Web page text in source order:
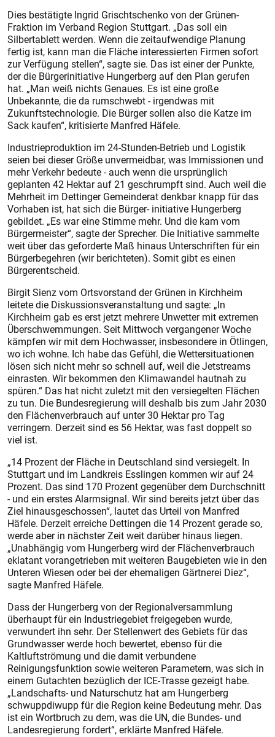
Dies bestätigte Ingrid Grischt­schenko von der Grünen-
Fraktion im Verband Region Stuttgart. „Das soll ein
Silbertablett werden. Wenn die zeitaufwendige Planung
fertig ist, kann man die Fläche interessierten Firmen sofort
zur Verfügung stellen“, sagte sie. Das ist einer der Punkte,
der die Bürgerinitiative Hungerberg auf den Plan gerufen
hat. „Man weiß nichts Genaues. Es ist eine große
Unbekannte, die da rumschwebt - irgendwas mit
Zukunftstechnologie. Die Bürger sollen also die Katze im
Sack kaufen“, kritisierte Manfred Häfele.
Industrieproduktion im 24-Stunden-Betrieb und Logistik
seien bei dieser Größe unvermeidbar, was Immissionen und
mehr Verkehr bedeute - auch wenn die ursprünglich
geplanten 42 Hektar auf 21 geschrumpft sind. Auch weil die
Mehrheit im Dettinger Gemeinderat denkbar knapp für das
Vorhaben ist, hat sich die Bürger- initiative Hungerberg
gebildet. „Es war eine Stimme mehr. Und die kam vom
Bürgermeister“, sagte der Sprecher. Die Initiative sammelte
weit über das geforderte Maß hinaus Unterschriften für ein
Bürgerbegehren (wir berichteten). Somit gibt es einen
Bürgerentscheid.
Birgit Sienz vom Ortsvorstand der Grünen in Kirchheim
leitete die Diskussionsveranstaltung und sagte: „In
Kirchheim gab es erst jetzt mehrere Unwetter mit extremen
Überschwemmungen. Seit Mittwoch vergangener Woche
kämpfen wir mit dem Hochwasser, insbesondere in Ötlingen,
wo ich wohne. Ich habe das Gefühl, die Wettersituationen
lösen sich nicht mehr so schnell auf, weil die Jetstreams
einrasten. Wir bekommen den Klimawandel hautnah zu
spüren.“ Das hat nicht zuletzt mit den versiegelten Flächen
zu tun. Die Bundesregierung will deshalb bis zum Jahr 2030
den Flächenverbrauch auf unter 30 Hektar pro Tag
verringern. Derzeit sind es 56 Hektar, was fast doppelt so
viel ist.
„14 Prozent der Fläche in Deutschland sind versiegelt. In
Stuttgart und im Landkreis Esslingen kommen wir auf 24
Prozent. Das sind 170 Prozent gegenüber dem Durchschnitt
- und ein erstes Alarmsignal. Wir sind bereits jetzt über das
Ziel hinausgeschossen“, lautet das Urteil von Manfred
Häfele. Derzeit erreiche Dettingen die 14 Prozent gerade so,
werde aber in nächster Zeit weit darüber hinaus liegen.
„Unabhängig vom Hungerberg wird der Flächenverbrauch
eklatant vorangetrieben mit weiteren Baugebieten wie in den
Unteren Wiesen oder bei der ehemaligen Gärtnerei Diez“,
sagte Manfred Häfele.
Dass der Hungerberg von der Regionalversammlung
überhaupt für ein Industriegebiet freigegeben wurde,
verwundert ihn sehr. Der Stellenwert des Gebiets für das
Grundwasser werde hoch bewertet, ebenso für die
Kaltluftströmung und die damit verbundene
Reinigungsfunktion sowie weiteren Parametern, was sich in
einem Gutachten bezüglich der ICE-Trasse gezeigt habe.
„Landschafts- und Naturschutz hat am Hungerberg
schwuppdiwupp für die Region keine Bedeutung mehr. Das
ist ein Wortbruch zu dem, was die UN, die Bundes- und
Landesregierung fordert“, erklärte Manfred Häfele.